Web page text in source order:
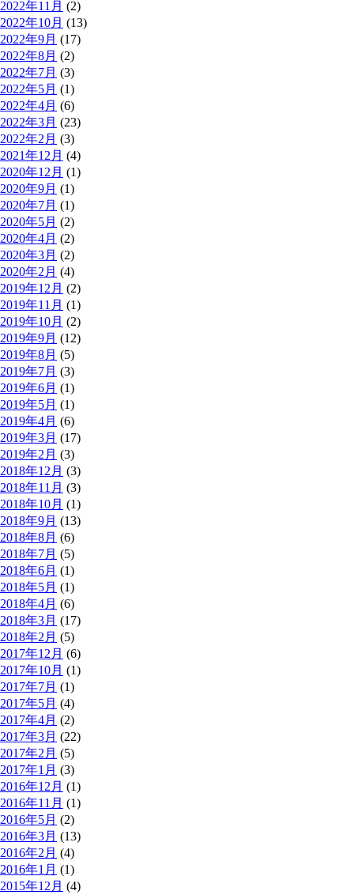
2022年11月 (2)
2022年10月 (13)
2022年9月 (17)
2022年8月 (2)
2022年7月 (3)
2022年5月 (1)
2022年4月 (6)
2022年3月 (23)
2022年2月 (3)
2021年12月 (4)
2020年12月 (1)
2020年9月 (1)
2020年7月 (1)
2020年5月 (2)
2020年4月 (2)
2020年3月 (2)
2020年2月 (4)
2019年12月 (2)
2019年11月 (1)
2019年10月 (2)
2019年9月 (12)
2019年8月 (5)
2019年7月 (3)
2019年6月 (1)
2019年5月 (1)
2019年4月 (6)
2019年3月 (17)
2019年2月 (3)
2018年12月 (3)
2018年11月 (3)
2018年10月 (1)
2018年9月 (13)
2018年8月 (6)
2018年7月 (5)
2018年6月 (1)
2018年5月 (1)
2018年4月 (6)
2018年3月 (17)
2018年2月 (5)
2017年12月 (6)
2017年10月 (1)
2017年7月 (1)
2017年5月 (4)
2017年4月 (2)
2017年3月 (22)
2017年2月 (5)
2017年1月 (3)
2016年12月 (1)
2016年11月 (1)
2016年5月 (2)
2016年3月 (13)
2016年2月 (4)
2016年1月 (1)
2015年12月 (4)